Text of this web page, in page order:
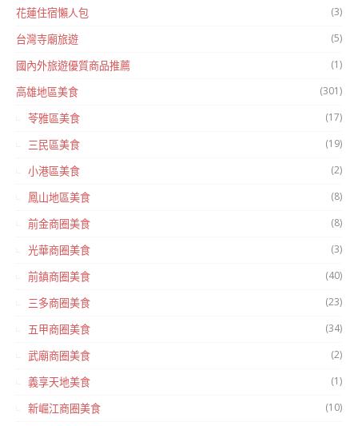
花蓮住宿懶人包 (3)
台灣寺廟旅遊 (5)
國內外旅遊優質商品推薦 (1)
高雄地區美食 (301)
苓雅區美食 (17)
三民區美食 (19)
小港區美食 (2)
鳳山地區美食 (8)
前金商圈美食 (8)
光華商圈美食 (3)
前鎮商圈美食 (40)
三多商圈美食 (23)
五甲商圈美食 (34)
武廟商圈美食 (2)
義享天地美食 (1)
新崛江商圈美食 (10)